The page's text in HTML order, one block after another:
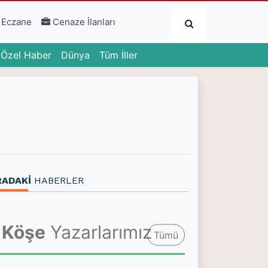
Submit
Cenaze İlanları
Özel Haber(current)
Dünya (current)
Tüm İller
HABERLER
Köşe Yazarlarımız Tümü